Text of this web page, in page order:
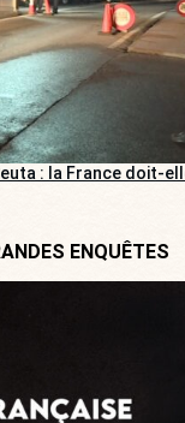
: la France doit-
ENQUÊTES